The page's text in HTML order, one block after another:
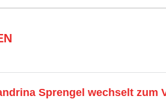
Sprengel wechselt zum